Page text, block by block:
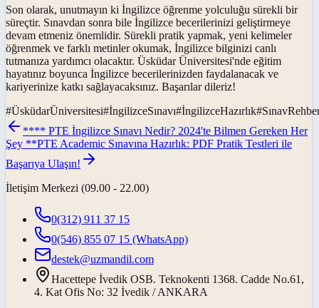
Son olarak, unutmayın ki İngilizce öğrenme yolculuğu sürekli bir
süreçtir. Sınavdan sonra bile İngilizce becerilerinizi geliştirmeye
devam etmeniz önemlidir. Sürekli pratik yapmak, yeni kelimeler
öğrenmek ve farklı metinler okumak, İngilizce bilginizi canlı
tutmanıza yardımcı olacaktır. Üsküdar Üniversitesi'nde eğitim
hayatınız boyunca İngilizce becerilerinizden faydalanacak ve
kariyerinize katkı sağlayacaksınız. Başarılar dileriz!
#ÜsküdarÜniversitesi#İngilizceSınavı#İngilizceHazırlık#
**** PTE İngilizce Sınavı Nedir? 2024'te Bilmen Gereken Her
Şey **PTE Academic Sınavına Hazırlık: PDF Pratik Testleri ile
Başarıya Ulaşın!
İletişim Merkezi (09.00 - 22.00)
0(312) 911 37 15
0(546) 855 07 15 (WhatsApp)
destek@uzmandil.com
Hacettepe İvedik OSB. Teknokenti 1368. Cadde No.61,
4. Kat Ofis No: 32 İvedik / ANKARA